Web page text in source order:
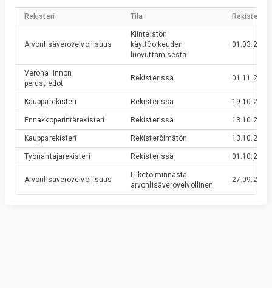
Rekisteri Tila
Arvonlisäverovelvollisuus
Kiinteistön
käyttöoikeuden
luovuttamisesta
01.03.2020
Verohallinnon
perustiedot
Rekisterissä 01.11.2017
Kaupparekisteri Rekisterissä 19.10.2017
Ennakkoperintärekisteri Rekisterissä 13.10.2017
Kaupparekisteri Rekisteröimätön 13.10.2017
Työnantajarekisteri Rekisterissä 01.10.2017
Arvonlisäverovelvollisuus
Liiketoiminnasta
arvonlisäverovelvollinen
27.09.2017